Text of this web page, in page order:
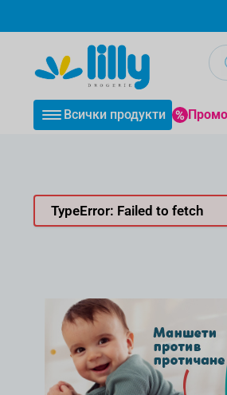
Всички продукти
TypeError: Failed to fetch